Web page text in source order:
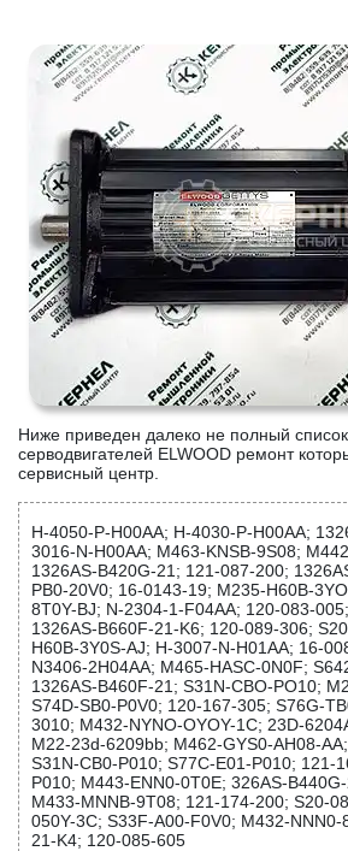
Ниже приведен далеко не полный
серводвигателей ELWOOD ремонт
сервисный центр.
H-4050-P-H00AA; H-4030-P-H00AA;
3016-N-H00AA; M463-KNSB-9S08;
1326AS-B420G-21; 121-087-200;
PB0-20V0; 16-0143-19; M235-H60B-
8T0Y-BJ; N-2304-1-F04AA; 120-083-
1326AS-B660F-21-K6; 120-089-306;
H60B-3Y0S-AJ; H-3007-N-H01AA; 16-
N3406-2H04AA; M465-HASC-0N0F;
1326AS-B460F-21; S31N-CBO-PO10;
S74D-SB0-P0V0; 120-167-305; S76G-
3010; M432-NYNO-OYOY-1C; 23D-
M22-23d-6209bb; M462-GYS0-AH08-
S31N-CB0-P010; S77C-E01-P010; 121-
P010; M443-ENN0-0T0E; 326AS-
M433-MNNB-9T08; 121-174-200; S20-
050Y-3C; S33F-A00-F0V0; M432-
21-K4; 120-085-605